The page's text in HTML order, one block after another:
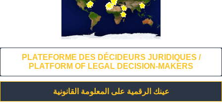
PLATEFORME DES DÉCIDEURS JURIDIQUES /
PLATFORM OF LEGAL DECISION-MAKERS
عينك الرقمية على المعلومة القانونية